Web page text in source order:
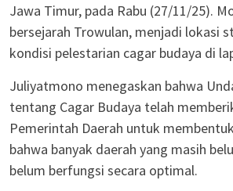
Jawa Timur, pada Rabu (27/11/25).
bersejarah Trowulan, menjadi lokasi
kondisi pelestarian cagar budaya di
Juliyatmono menegaskan bahwa
tentang Cagar Budaya telah
Pemerintah Daerah untuk
bahwa banyak daerah yang masih
belum berfungsi secara optimal.